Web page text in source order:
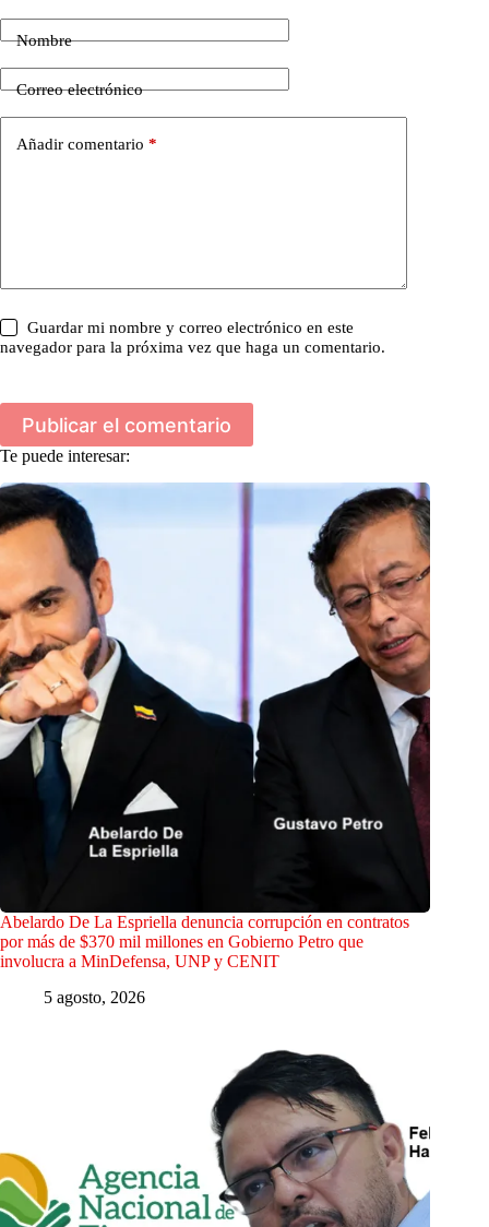
Nombre
Correo electrónico
Añadir comentario *
Guardar mi nombre y correo electrónico en este
navegador para la próxima vez que haga un comentario.
Publicar el comentario
Te puede interesar:
Abelardo De La Espriella denuncia corrupción en contratos
por más de $370 mil millones en Gobierno Petro que
involucra a MinDefensa, UNP y CENIT
5 agosto, 2026